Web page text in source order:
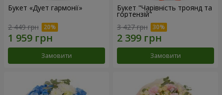
Букет «Дует гармонії»
2 449 грн
Замовити
Букет "Чарівність троянд та
гортензій"
3 427 грн
Замовити